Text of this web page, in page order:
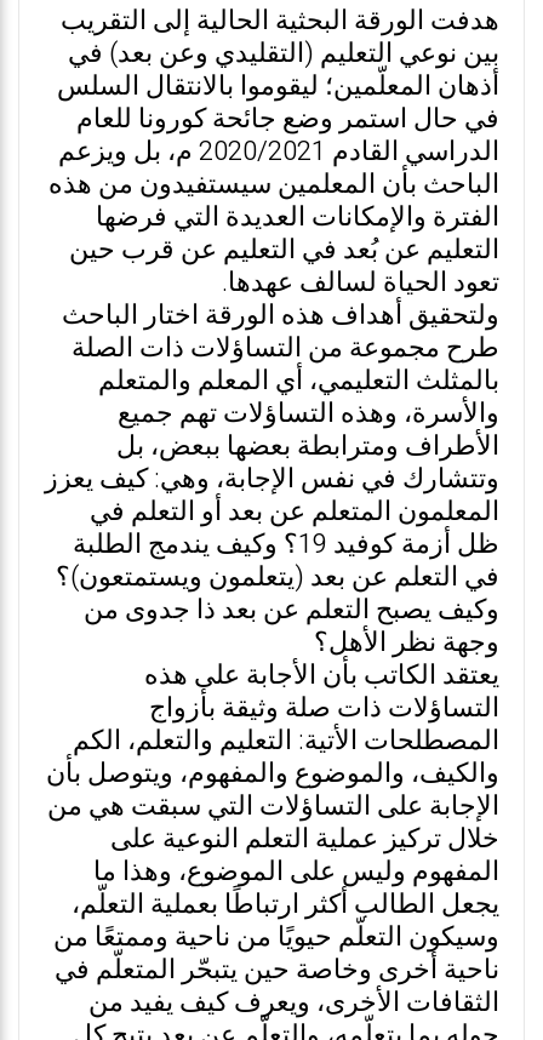
هدفت الورقة البحثية الحالية إلى التقريب
بين نوعي التعليم (التقليدي وعن بعد) في
أذهان المعلّمين؛ ليقوموا بالانتقال السلس
في حال استمر وضع جائحة كورونا للعام
الدراسي القادم 2020/2021 م، بل ويزعم
الباحث بأن المعلمين سيستفيدون من هذه
الفترة والإمكانات العديدة التي فرضها
التعليم عن بُعد في التعليم عن قرب حين
تعود الحياة لسالف عهدها.
ولتحقيق أهداف هذه الورقة اختار الباحث
طرح مجموعة من التساؤلات ذات الصلة
بالمثلث التعليمي، أي المعلم والمتعلم
والأسرة، وهذه التساؤلات تهم جميع
الأطراف ومترابطة بعضها ببعض، بل
وتتشارك في نفس الإجابة، وهي: كيف يعزز
المعلمون المتعلم عن بعد أو التعلم في
ظل أزمة كوفيد 19؟ وكيف يندمج الطلبة
في التعلم عن بعد (يتعلمون ويستمتعون)؟
وكيف يصبح التعلم عن بعد ذا جدوى من
وجهة نظر الأهل؟
يعتقد الكاتب بأن الأجابة على هذه
التساؤلات ذات صلة وثيقة بأزواج
المصطلحات الأتية: التعليم والتعلم، الكم
والكيف، والموضوع والمفهوم، ويتوصل بأن
الإجابة على التساؤلات التي سبقت هي من
خلال تركيز عملية التعلم النوعية على
المفهوم وليس على الموضوع، وهذا ما
يجعل الطالب أكثر ارتباطًا بعملية التعلّم،
وسيكون التعلّم حيويًا من ناحية وممتعًا من
ناحية أخرى وخاصة حين يتبحّر المتعلّم في
الثقافات الأخرى، ويعرف كيف يفيد من